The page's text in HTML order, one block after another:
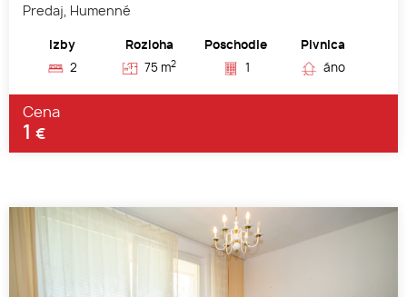
Predaj, Humenné
Izby
2
Rozloha
75 m2
Poschodie
1
Pivnica
áno
Cena
1 €